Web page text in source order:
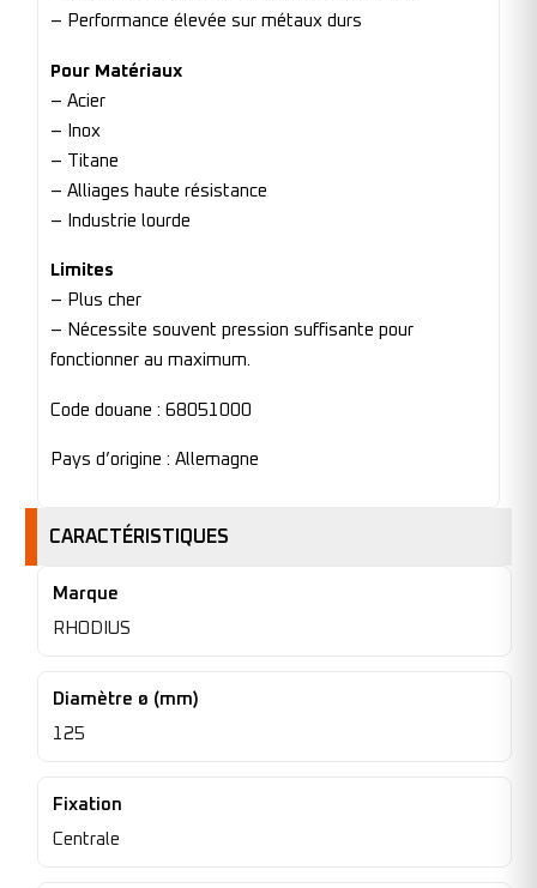
– Performance élevée sur métaux durs
Pour Matériaux
– Acier
– Inox
– Titane
– Alliages haute résistance
– Industrie lourde
Limites
– Plus cher
– Nécessite souvent pression suffisante pour
fonctionner au maximum.
Code douane : 68051000
Pays d’origine : Allemagne
CARACTÉRISTIQUES
Marque
RHODIUS
Diamètre ø (mm)
125
Fixation
Centrale